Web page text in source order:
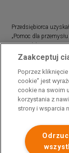
Przedsiębiorca
„Pomoc dla
energii elektrycznej w
programu rządowego
związana z nagłymi
2022 r.”
Zaakceptuj
Poprzez
cookie” jest
cookie na swoim
korzystania z
strony i wsparcia